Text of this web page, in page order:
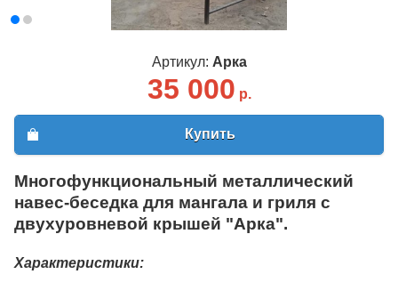
Артикул: Арка
35 000 р.
Купить
Многофункциональный металлический
навес-беседка для мангала и гриля с
двухуровневой крышей "Арка".
Характеристики: